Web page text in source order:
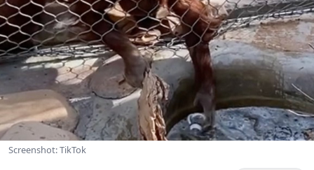
Screenshot: TikTok